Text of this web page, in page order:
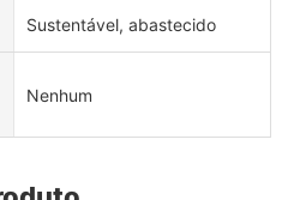
Sustentável, abastecido
Nenhum